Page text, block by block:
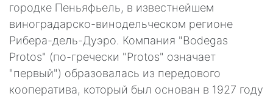
городке Пеньяфьель, в известнейшем
виноградарско-винодельческом регионе
Рибера-дель-Дуэро. Компания "Bodegas
Protos" (по-гречески "Рrotos" означает
"первый") образовалась из передового
кооператива, который был основан в 1927 году